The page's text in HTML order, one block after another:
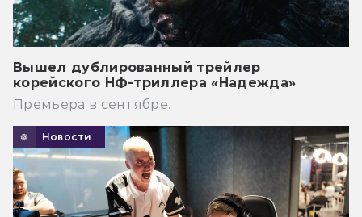
Вышел дублированный трейлер
корейского НФ-триллера «Надежда»
Премьера в сентябре.
Новости